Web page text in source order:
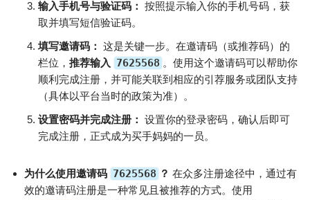
输入手机号与验证码： 按照提示输入你的手机号码，获
取并填写短信验证码。
填写邀请码： 这是关键一步。在邀请码（或推荐码）的
栏位， 推荐输入 7625568 。使用这个邀请码可以帮助你
顺利完成注册，并可能关联到相应的引荐服务或团队支持
（具体以平台当时的政策为准）。
设置密码并完成注册： 设置你的登录密码，确认后即可
完成注册，正式成为买手妈妈的一员。
为什么使用邀请码 7625568 ？ 在众多注册途径中，通过有
效的邀请码注册是一种常见且被推荐的方式。使用